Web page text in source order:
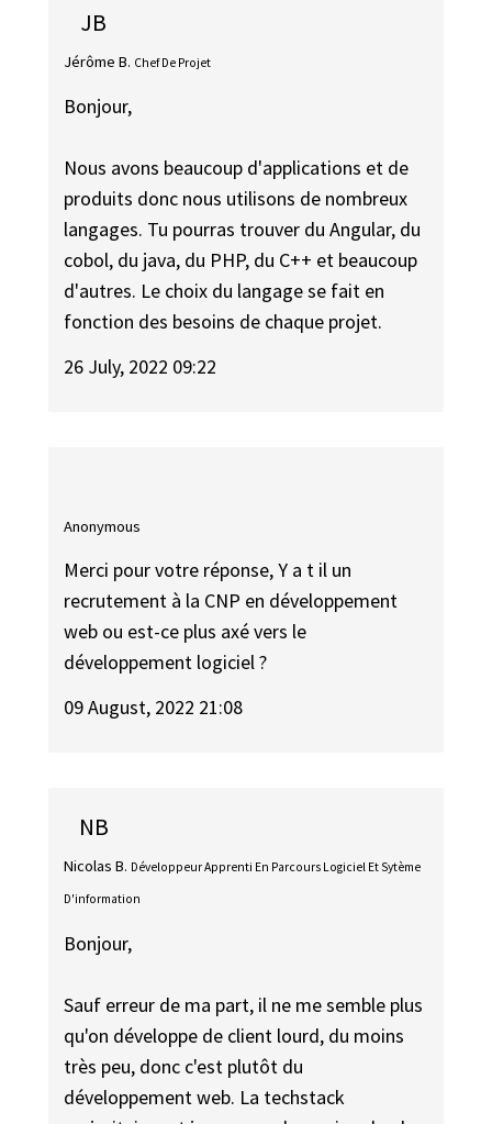
JB
Jérôme B. Chef De Projet
Bonjour,
Nous avons beaucoup d'applications et de
produits donc nous utilisons de nombreux
langages. Tu pourras trouver du Angular, du
cobol, du java, du PHP, du C++ et beaucoup
d'autres. Le choix du langage se fait en
fonction des besoins de chaque projet.
26 July, 2022 09:22
Anonymous
Merci pour votre réponse, Y a t il un
recrutement à la CNP en développement
web ou est-ce plus axé vers le
développement logiciel ?
09 August, 2022 21:08
NB
Nicolas B. Développeur Apprenti En Parcours Logiciel Et Sytème
D'information
Bonjour,
Sauf erreur de ma part, il ne me semble plus
qu'on développe de client lourd, du moins
très peu, donc c'est plutôt du
développement web. La techstack